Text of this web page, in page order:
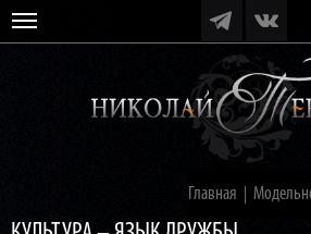
Главная